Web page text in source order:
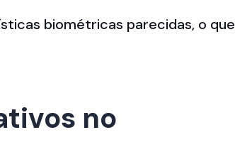
biométricas parecidas, o que
no